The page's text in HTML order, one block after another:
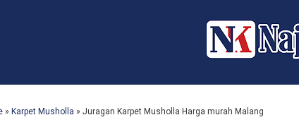
» Karpet Musholla » Juragan Karpet Musholla Harga murah Malang